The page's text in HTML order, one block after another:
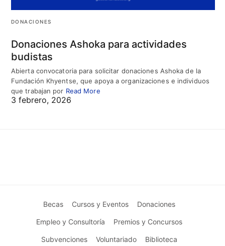
DONACIONES
Donaciones Ashoka para actividades
budistas
Abierta convocatoria para solicitar donaciones Ashoka de la
Fundación Khyentse, que apoya a organizaciones e individuos
que trabajan por Read More
3 febrero, 2026
Becas Cursos y Eventos Donaciones
Empleo y Consultoría Premios y Concursos
Subvenciones Voluntariado Biblioteca